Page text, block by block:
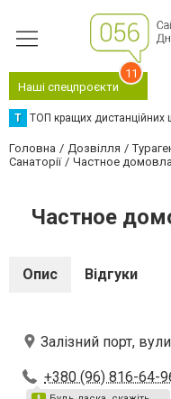
Наші спецпроєкти
11
Т ТОП кращих дистанційних
Головна Дозвілля
Санаторії
Частное
Частное
Опис Відгуки
Залізний порт,
+380 (96) 816-64-